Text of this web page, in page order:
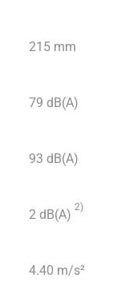
215 mm
79 dB(A)
93 dB(A)
2 dB(A)
2)
4.40 m/s²